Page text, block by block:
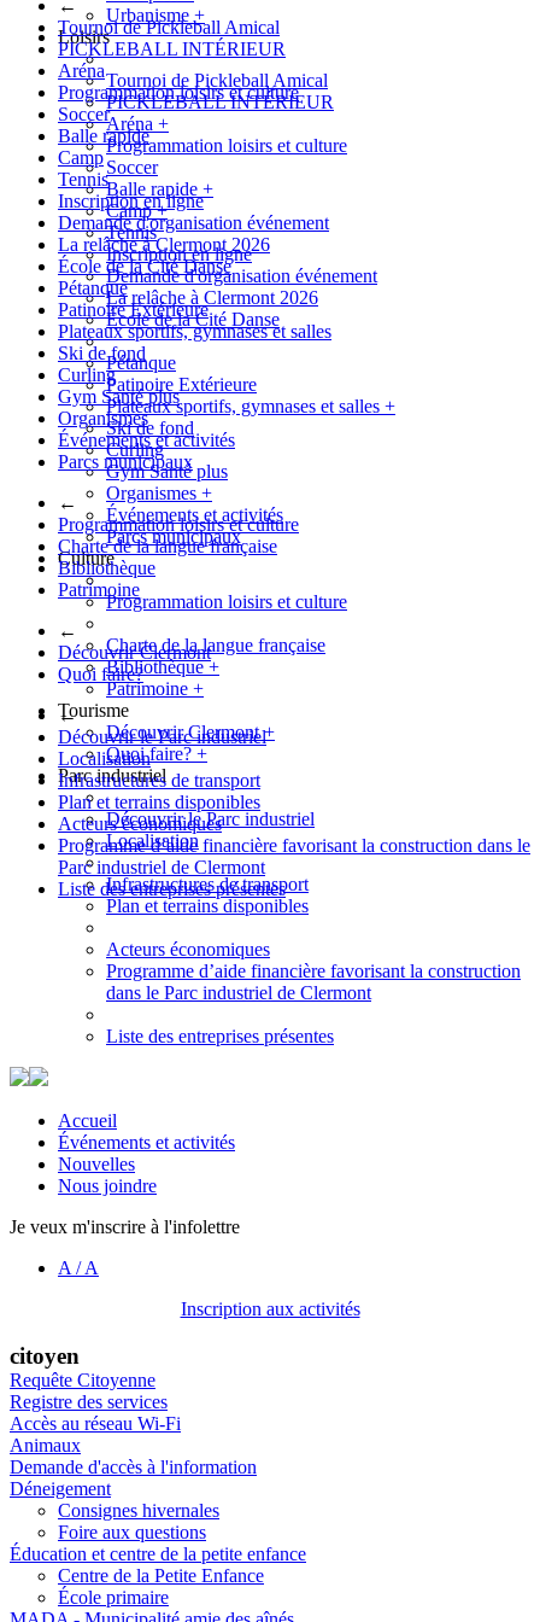
←
Tournoi de Pickleball Amical
PICKLEBALL INTÉRIEUR
Aréna
Programmation loisirs et culture
Soccer
Balle rapide
Camp
Tennis
Inscription en ligne
Demande d'organisation événement
La relâche à Clermont 2026
École de la Cité Danse
Pétanque
Patinoire Extérieure
Plateaux sportifs, gymnases et salles
Ski de fond
Curling
Gym Santé plus
Organismes
Événements et activités
Parcs municipaux
←
Programmation loisirs et culture
Charte de la langue française
Bibliothèque
Patrimoine
←
Découvrir Clermont
Quoi faire?
←
Découvrir le Parc industriel
Localisation
Infrastructures de transport
Plan et terrains disponibles
Acteurs économiques
Programme d’aide financière favorisant la construction dans le
Parc industriel de Clermont
Liste des entreprises présentes
Urbanisme +
Loisirs
Tournoi de Pickleball Amical
PICKLEBALL INTÉRIEUR
Aréna +
Programmation loisirs et culture
Soccer
Balle rapide +
Camp+
Tennis
Inscription en ligne
Demande d'organisation événement
La relâche à Clermont 2026
École de la Cité Danse
Pétanque
Patinoire Extérieure
Plateaux sportifs, gymnases et salles +
Ski de fond
Curling
Gym Santé plus
Organismes +
Événements et activités
Parcs municipaux
Culture
Programmation loisirs et culture
Charte de la langue française
Bibliothèque+
Patrimoine +
Tourisme
Découvrir Clermont+
Quoi faire? +
Parc industriel
Découvrir le Parc industriel
Localisation
Infrastructures de transport
Plan et terrains disponibles
Acteurs économiques
Programme d’aide financière favorisant la construction
dans le Parc industriel de Clermont
Liste des entreprises présentes
Accueil
Événements et activités
Nouvelles
Nous joindre
Je veux m'inscrire à l'infolettre
A /A
Inscription aux activités
citoyen
Requête Citoyenne
Registre des services
Accès au réseau Wi-Fi
Animaux
Demande d'accès à l'information
Déneigement
Consignes hivernales
Foire aux questions
Éducation et centre de la petite enfance
Centre de la Petite Enfance
École primaire